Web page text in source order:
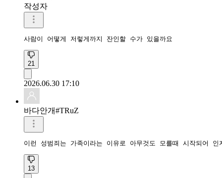
작성자
사람이 어떻게 저렇게까지 잔인할 수가 있을까요
21
2026.06.30 17:10
바다안개#TRuZ
이런 성범죄는 가족이라는 이유로 아무것도 모를때 시작되어
13